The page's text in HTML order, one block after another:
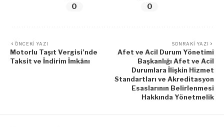
0 0
ÖNCEKI YAZI
Motorlu Taşıt Vergisi’nde
Taksit ve İndirim İmkânı
SONRAKI YAZI
Afet ve Acil Durum Yönetimi
Başkanlığı Afet ve Acil
Durumlara İlişkin Hizmet
Standartları ve Akreditasyon
Esaslarının Belirlenmesi
Hakkında Yönetmelik